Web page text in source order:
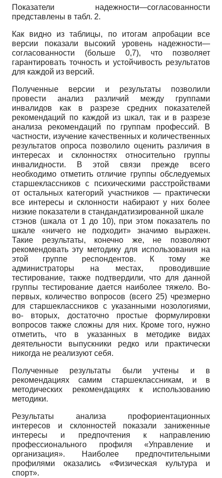
Показатели надежности—согласованности
представлены в табл. 2.
Как видно из таблицы, по итогам апробации все
версии показали высокий уровень надежности—
согласованности (больше 0,7), что позволяет
гарантировать точность и устойчивость результатов
для каждой из версий.
Полученные версии и результаты позволили
провести анализ различий между группами
инвалидов как в разрезе средних показателей
рекомендаций по каждой из шкал, так и в разрезе
анализа рекомендаций по группам профессий. В
частности, изучение качественных и количественных
результатов опроса позволило оценить различия в
интересах и склонностях относительно группы
инвалидности. В этой связи прежде всего
необходимо отметить отличие группы обследуемых
старшеклассников с психическими расстройствами
от остальных категорий участников — практически
все интересы и склонности набирают у них более
низкие показатели в стандандатизированной шкале
стэнов (шкала от 1 до 10), при этом показатель по
шкале «ничего не подходит» значимо выражен.
Такие результаты, конечно же, не позволяют
рекомендовать эту методику для использования на
этой группе респондентов. К тому же
администраторы на местах, проводившие
тестирование, также подтвердили, что для данной
группы тестирование дается наиболее тяжело. Во-
первых, количество вопросов (всего 25) чрезмерно
для старшеклассников с указанными нозологиями,
во- вторых, достаточно простые формулировки
вопросов также сложны для них. Кроме того, нужно
отметить, что в указанных в методике видах
деятельности выпускники редко или практически
никогда не реализуют себя.
Полученные результаты были учтены и в
рекомендациях самим старшеклассникам, и в
методических рекомендациях к использованию
методики.
Результаты анализа профориентационных
интересов и склонностей показали заниженные
интересы и предпочтения к направлению
профессионального профиля «Управление и
организация». Наиболее предпочтительными
профилями оказались «Физическая культура и
спорт».